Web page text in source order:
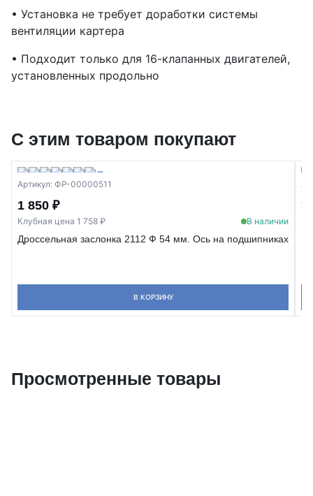
• Установка не требует доработки системы
вентиляции картера
• Подходит только для 16-клапанных двигателей,
установленных продольно
С этим товаром покупают
Артикул: ФР-00000511
1 850 ₽
Клубная цена 1 758 ₽ В наличии
Дроссельная заслонка 2112 Ф 54 мм. Ось на подшипниках
В КОРЗИНУ
Просмотренные товары